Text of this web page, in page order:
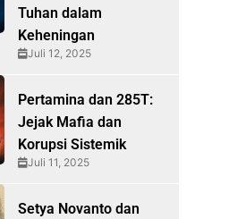
Tuhan dalam
Keheningan
Juli 12, 2025
Pertamina dan 285T:
Jejak Mafia dan
Korupsi Sistemik
Juli 11, 2025
Setya Novanto dan